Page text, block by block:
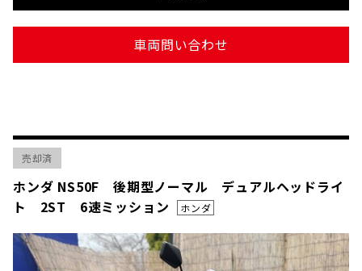
車両問い合わせ
売却済
ホンダ NS50F 後期型ノーマル デュアルヘッドライ
ト 2ST 6速ミッション ホンダ